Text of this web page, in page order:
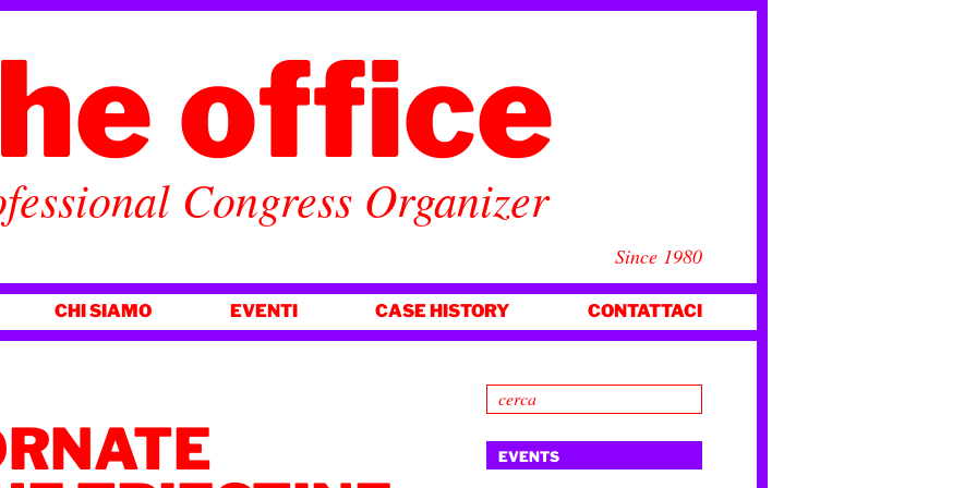
office
Congress Organizer
Since 1980
CHI SIAMO EVENTI CASE HISTORY CONTATTACI
EVENTS